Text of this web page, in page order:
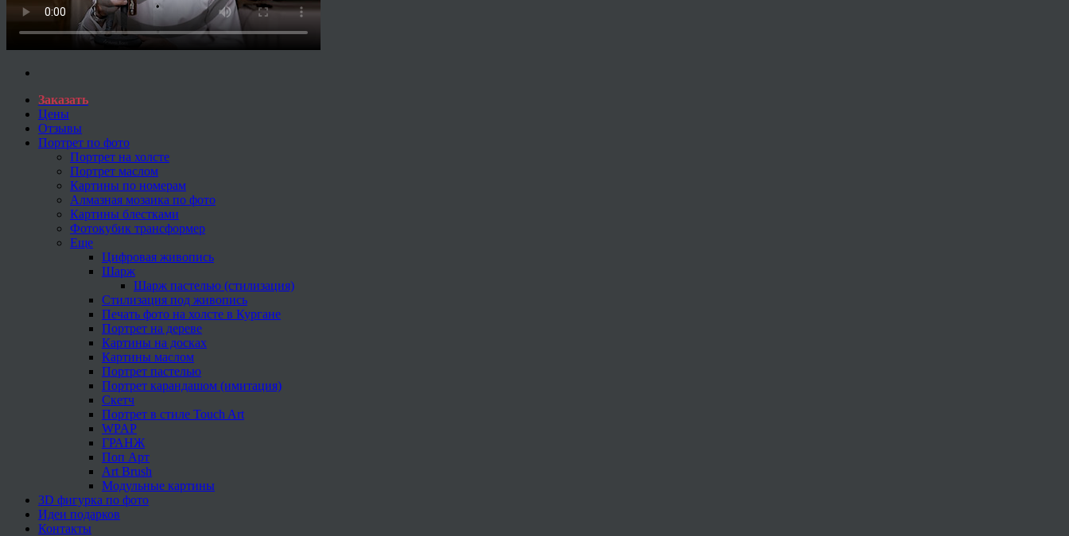
Заказать
Цены
Отзывы
Портрет по фото
Портрет на холсте
Портрет маслом
Картины по номерам
Алмазная мозаика по фото
Картины блестками
Фотокубик трансформер
Еще
Цифровая живопись
Шарж
Шарж пастелью (стилизация)
Стилизация под живопись
Печать фото на холсте в Кургане
Портрет на дереве
Картины на досках
Картины маслом
Портрет пастелью
Портрет карандашом (имитация)
Скетч
Портрет в стиле Touch Art
WPAP
ГРАНЖ
Поп Арт
Art Brush
Модульные картины
3D фигурка по фото
Идеи подарков
Контакты